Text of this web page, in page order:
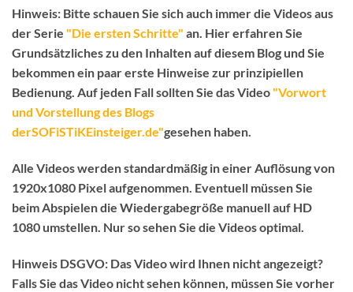
Hinweis: Bitte schauen Sie sich auch immer die Videos aus
der Serie "Die ersten Schritte" an. Hier erfahren Sie
Grundsätzliches zu den Inhalten auf diesem Blog und Sie
bekommen ein paar erste Hinweise zur prinzipiellen
Bedienung. Auf jeden Fall sollten Sie das Video "Vorwort
und Vorstellung des Blogs
derSOFiSTiKEinsteiger.de"gesehen haben.
Alle Videos werden standardmäßig in einer Auflösung von
1920x1080 Pixel aufgenommen. Eventuell müssen Sie
beim Abspielen die Wiedergabegröße manuell auf HD
1080 umstellen. Nur so sehen Sie die Videos optimal.
Hinweis DSGVO: Das Video wird Ihnen nicht angezeigt?
Falls Sie das Video nicht sehen können, müssen Sie vorher